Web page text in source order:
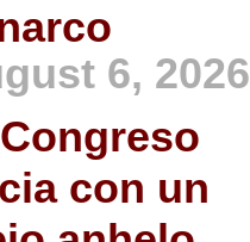
6, 2026
con un